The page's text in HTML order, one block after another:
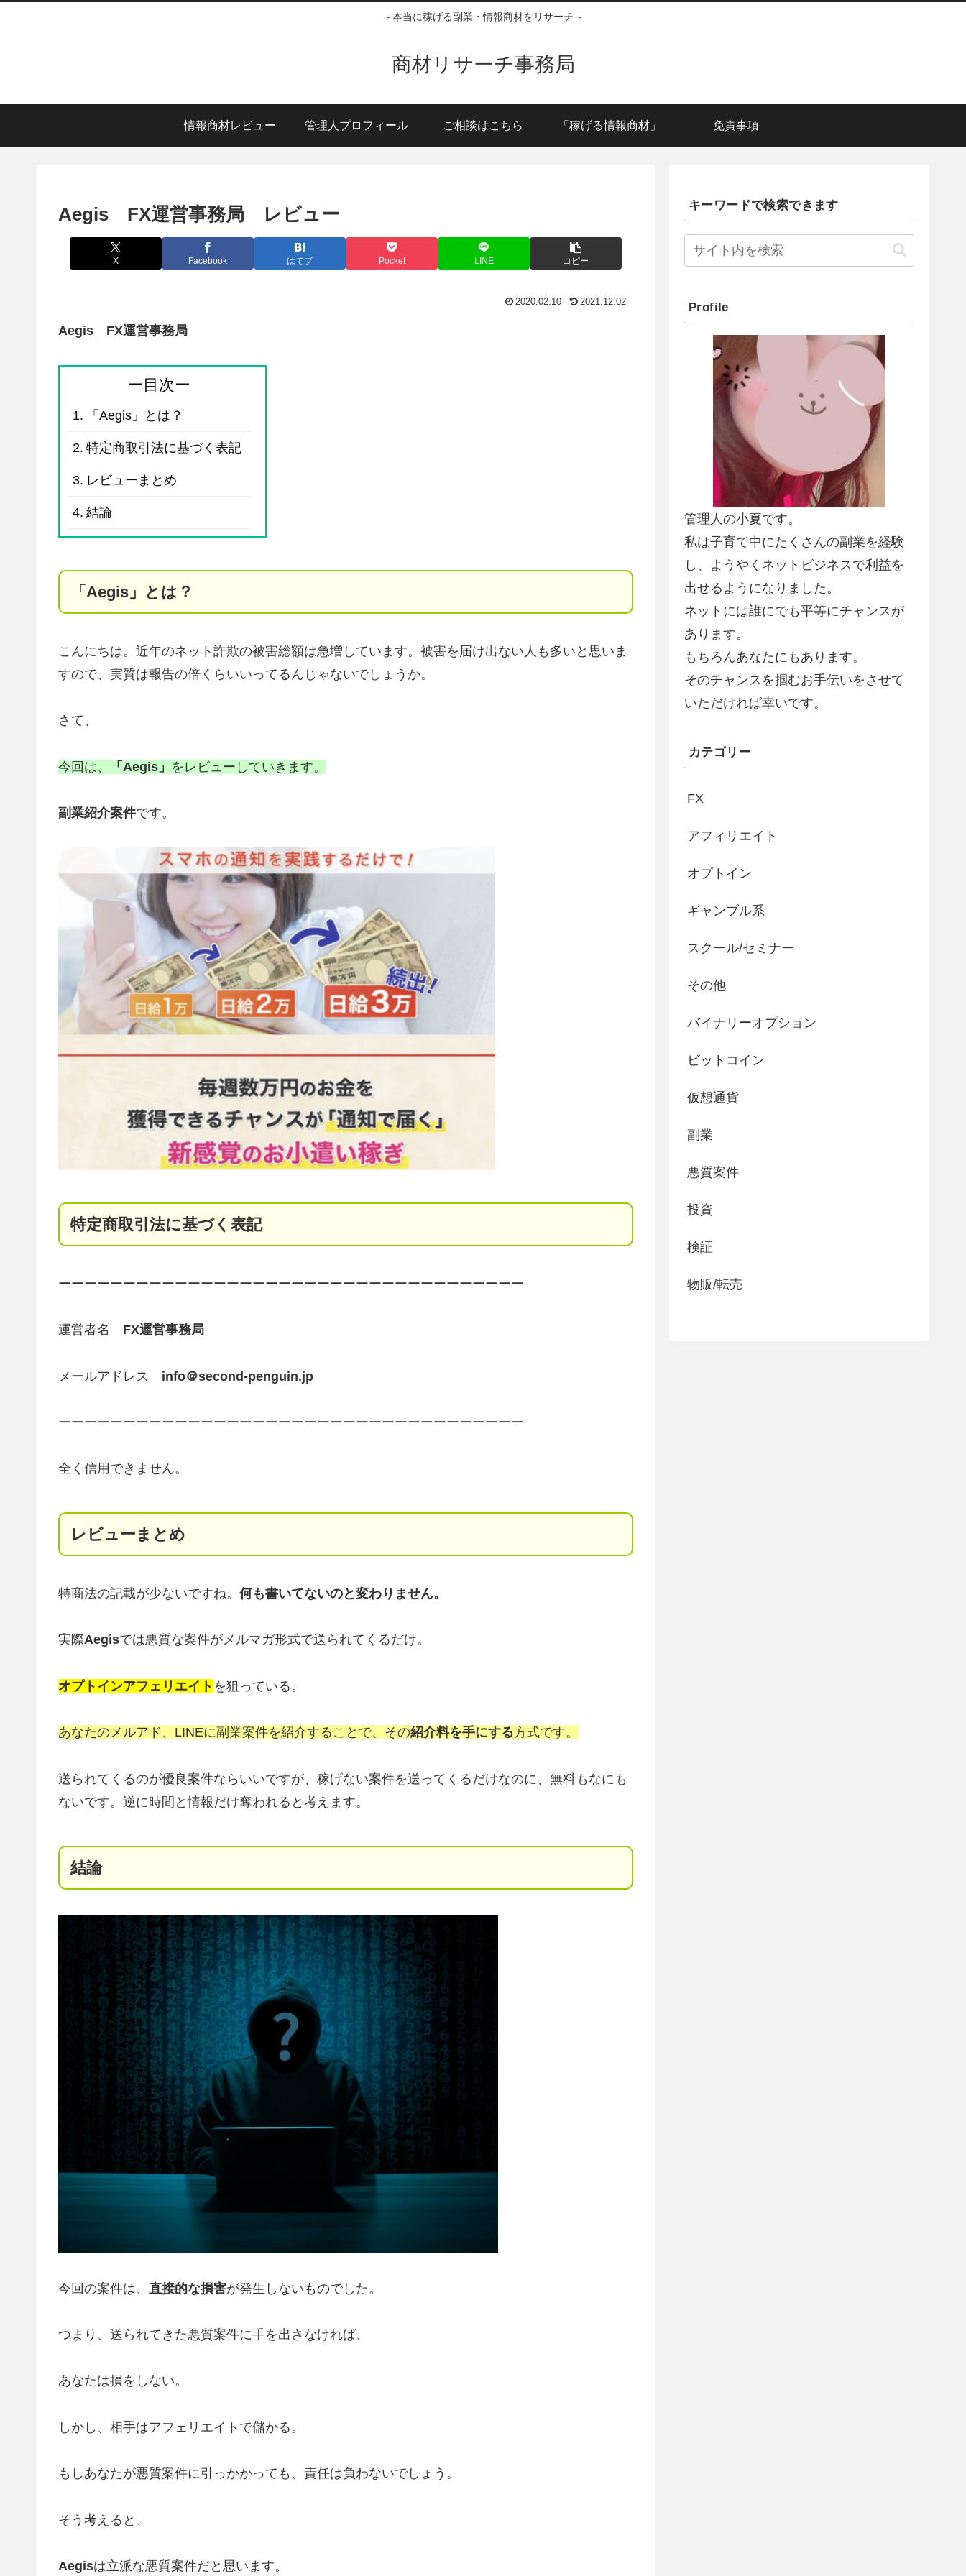
～本当に稼げる副業・情報商材をリサーチ～
商材リサーチ事務局
情報商材レビュー 管理人プロフィール ご相談はこちら 「稼げる情報商材」 免責事項
Aegis FX運営事務局 レビュー
X Facebook はてブ Pocket LINE コピー
2020.02.10 2021.12.02
Aegis FX運営事務局
ー目次ー
「Aegis」とは？
特定商取引法に基づく表記
レビューまとめ
結論
「Aegis」とは？
こんにちは。近年のネット詐欺の被害総額は急増しています。被害を届け出ない人も多いと思いま
すので、実質は報告の倍くらいいってるんじゃないでしょうか。
さて、
今回は、 「Aegis」 をレビューしていきます。
副業紹介案件です。
特定商取引法に基づく表記
ーーーーーーーーーーーーーーーーーーーーーーーーーーーーーーーーーーーー
運営者名 FX運営事務局
メールアドレス info＠second-penguin.jp
ーーーーーーーーーーーーーーーーーーーーーーーーーーーーーーーーーーーー
全く信用できません。
レビューまとめ
特商法の記載が少ないですね。 何も書いてないのと変わりません。
実際Aegisでは悪質な案件がメルマガ形式で送られてくるだけ。
オプトインアフェリエイト を狙っている。
あなたのメルアド、LINEに副業案件を紹介することで、その紹介料を手にする方式です。
送られてくるのが優良案件ならいいですが、稼げない案件を送ってくるだけなのに、無料もなにも
ないです。逆に時間と情報だけ奪われると考えます。
結論
今回の案件は、 直接的な損害が発生しないものでした。
つまり、送られてきた悪質案件に手を出さなければ、
あなたは損をしない。
しかし、相手はアフェリエイトで儲かる。
もしあなたが悪質案件に引っかかっても、責任は負わないでしょう。
そう考えると、
Aegisは立派な悪質案件だと思います。
キーワードで検索できます
Profile
管理人の小夏です。
私は子育て中にたくさんの副業を経験
し、 ようやくネットビジネスで利益を
出せるようになりました 。
ネットには誰にでも平等にチャンスが
あります。
もちろんあなたにもあります。
そのチャンスを掴むお手伝いをさせて
いただければ幸いです。
カテゴリー
FX
アフィリエイト
オプトイン
ギャンブル系
スクール/セミナー
その他
バイナリーオプション
ビットコイン
仮想通貨
副業
悪質案件
投資
検証
物販/転売